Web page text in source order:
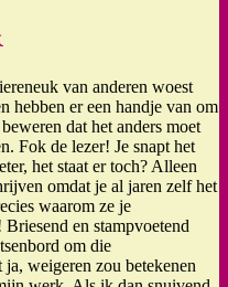
van anderen woest
hebben er een handje van om
dat het anders moet
Fok de lezer! Je snapt het
het staat er toch? Alleen
omdat je al jaren zelf het
waarom ze je
en stampvoetend
om die
weigeren zou betekenen